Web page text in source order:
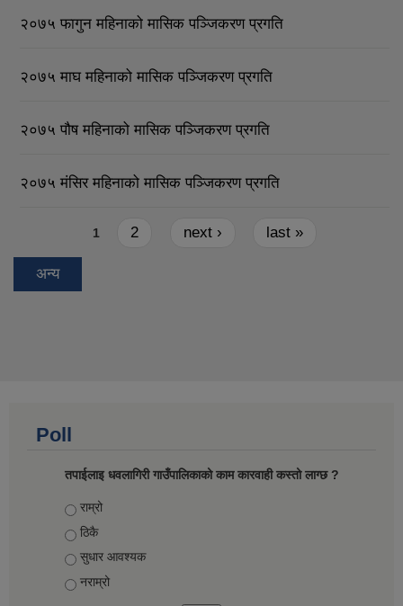
२०७५ फागुन महिनाको मासिक पञ्जिकरण प्रगति
२०७५ माघ महिनाको मासिक पञ्जिकरण प्रगति
२०७५ पौष महिनाको मासिक पञ्जिकरण प्रगति
२०७५ मंसिर महिनाको मासिक पञ्जिकरण प्रगति
1 2 next › last »
अन्य
Poll
तपाईलाइ धवलागिरी गाउँपालिकाको काम कारवाही कस्तो लाग्छ ?
Choices
राम्रो
ठिकै
सुधार आवश्यक
नराम्रो